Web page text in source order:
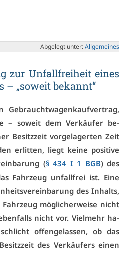
Ab­ge­legt un­ter:All­ge­mei­nes
zur Un­fall­frei­heit ei­nes
– „so­weit be­kannt“
– so­weit dem Ver­käu­fer be­
Be­sitz­zeit vor­ge­la­ger­ten Zeit
er­lit­ten, liegt kei­ne po­si­ti­ve
(§ 434 I 1 BGB) des
Fahr­zeug un­fall­frei ist. Ei­ne
des In­halts,
mög­li­cher­wei­se nicht
nicht vor. Viel­mehr ha­
of­fen­ge­las­sen, ob das
des Ver­käu­fers ei­nen